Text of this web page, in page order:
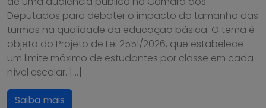
Deputados para debater o impacto do tamanho das
turmas na qualidade da educação básica. O tema é
objeto do Projeto de Lei 2551/2026, que estabelece
um limite máximo de estudantes por classe em cada
nível escolar. […]
Saiba mais